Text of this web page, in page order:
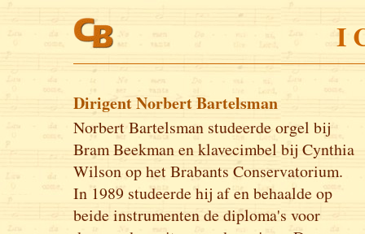
I
Dirigent Norbert Bartelsman
Norbert Bartelsman studeerde orgel bij
Bram Beekman en klavecimbel bij Cynthia
Wilson op het Brabants Conservatorium.
In 1989 studeerde hij af en behaalde op
beide instrumenten de diploma's voor